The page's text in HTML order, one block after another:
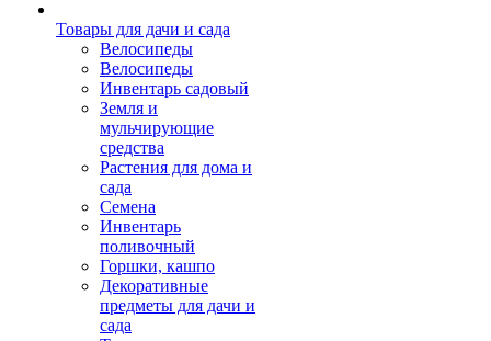
Товары для дачи и сада
Велосипеды
Велосипеды
Инвентарь садовый
Земля и
мульчирующие
средства
Растения для дома и
сада
Семена
Инвентарь
поливочный
Горшки, кашпо
Декоративные
предметы для дачи и
сада